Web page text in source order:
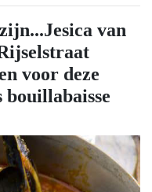
van
voor deze
bouillabaisse